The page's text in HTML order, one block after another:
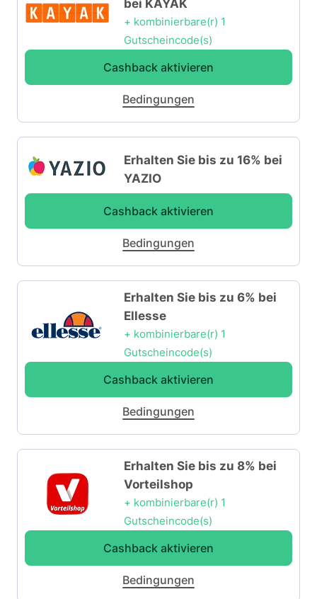
bei KAYAK
+ kombinierbare(r) 1
Gutscheincode(s)
Cashback aktivieren
Bedingungen
Erhalten Sie bis zu 16% bei
YAZIO
Cashback aktivieren
Bedingungen
Erhalten Sie bis zu 6% bei
Ellesse
+ kombinierbare(r) 1
Gutscheincode(s)
Cashback aktivieren
Bedingungen
Erhalten Sie bis zu 8% bei
Vorteilshop
+ kombinierbare(r) 1
Gutscheincode(s)
Cashback aktivieren
Bedingungen